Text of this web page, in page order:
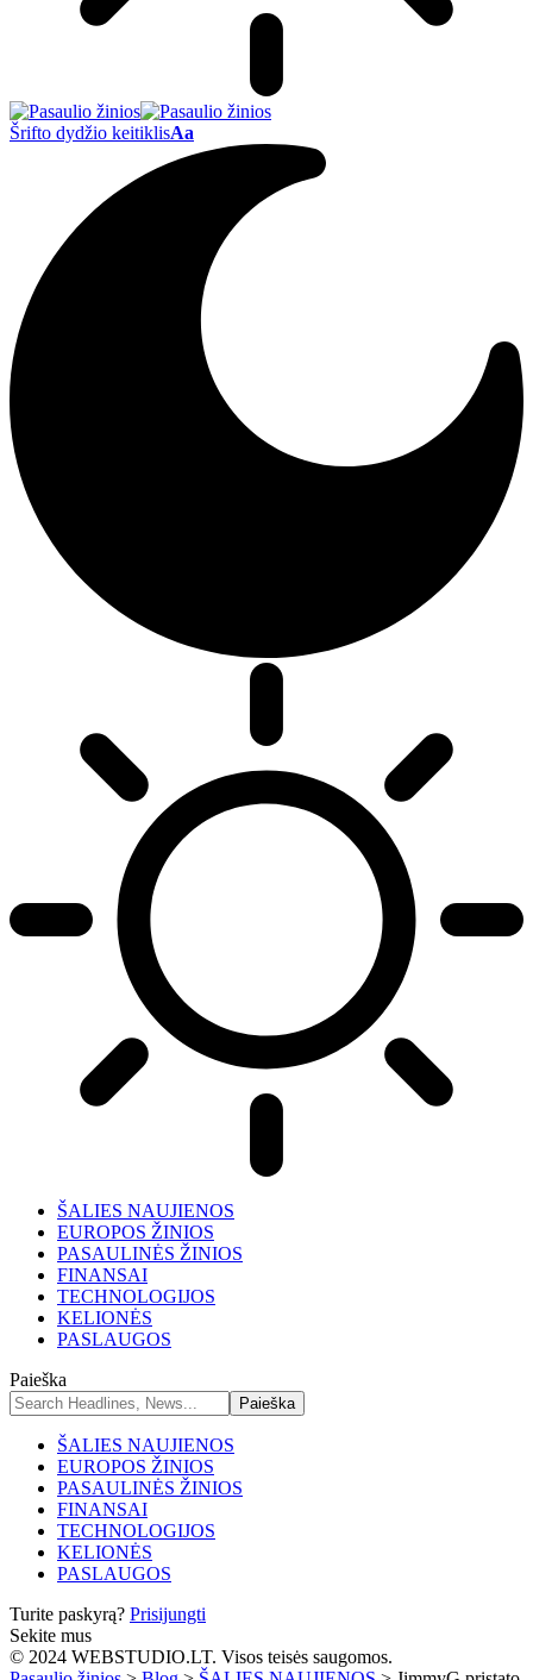
Šrifto dydžio keitiklisAa
ŠALIES NAUJIENOS
EUROPOS ŽINIOS
PASAULINĖS ŽINIOS
FINANSAI
TECHNOLOGIJOS
KELIONĖS
PASLAUGOS
Paieška
ŠALIES NAUJIENOS
EUROPOS ŽINIOS
PASAULINĖS ŽINIOS
FINANSAI
TECHNOLOGIJOS
KELIONĖS
PASLAUGOS
Turite paskyrą? Prisijungti
Sekite mus
© 2024 WEBSTUDIO.LT. Visos teisės saugomos.